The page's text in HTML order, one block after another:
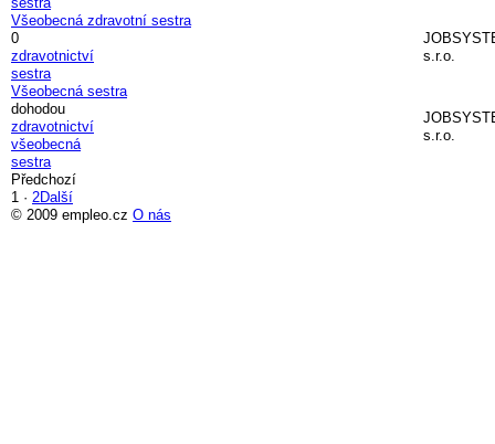
Všeobecná zdravotní sestra
0
zdravotnictví
sestra
s.r.o.
Všeobecná sestra
dohodou
zdravotnictví
všeobecná
sestra
s.r.o.
Předchozí
1 · 2Další
© 2009 empleo.cz O nás